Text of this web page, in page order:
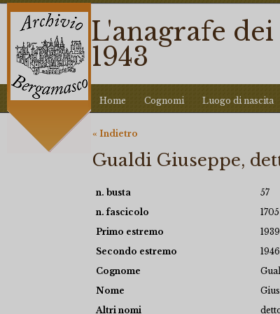
L'anagrafe
1943
Home Cognomi Luogo di nascita
« Indietro
Gualdi Giuseppe,
n. busta
57
n. fascicolo
1705
Primo estremo
1939
Secondo estremo
1946
Cognome
Nome
Altri nomi